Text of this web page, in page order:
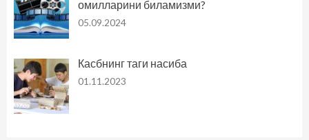
омилларини биламизми?
05.09.2024
Касбнинг таги насиба
01.11.2023